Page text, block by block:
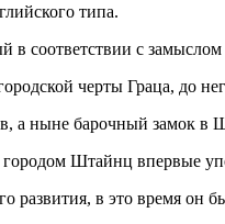
типа.
соответствии с замыслом
черты Граца, до
а ныне барочный замок в
Штайнц впервые
развития, в это время он